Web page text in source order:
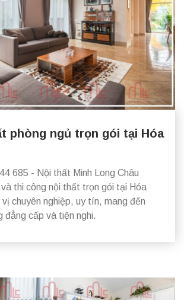
phòng ngủ trọn gói tại Hóa
685 - Nội thất Minh Long Châu
thi công nội thất trọn gói tại Hóa
chuyên nghiệp, uy tín, mang đến
đẳng cấp và tiện nghi.